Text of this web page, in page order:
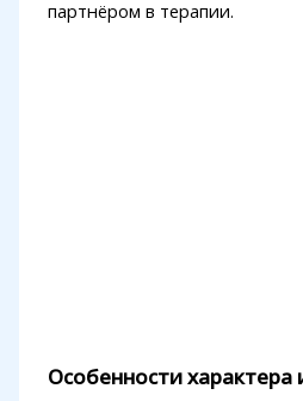
партнёром в терапии.
Особенности характера